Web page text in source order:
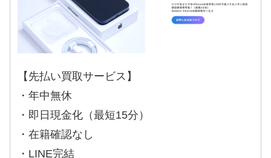
【先払い買取サービス】
・年中無休
・即日現金化（最短15分）
・在籍確認なし
・LINE完結